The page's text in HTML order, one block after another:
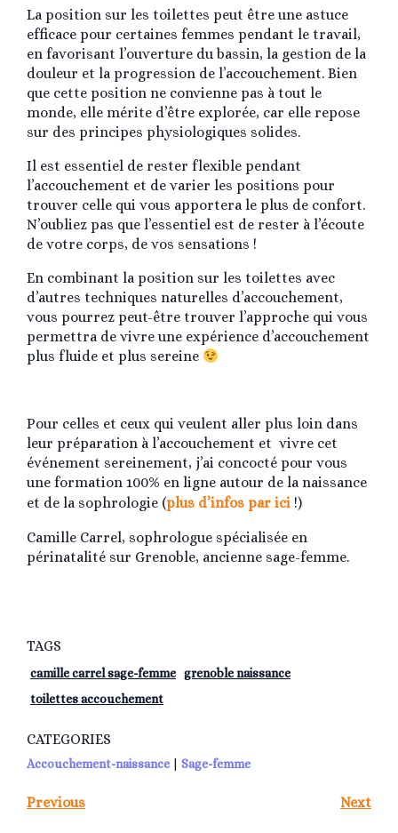
La position sur les toilettes peut être une astuce
efficace pour certaines femmes pendant le travail,
en favorisant l’ouverture du bassin, la gestion de la
douleur et la progression de l’accouchement. Bien
que cette position ne convienne pas à tout le
monde, elle mérite d’être explorée, car elle repose
sur des principes physiologiques solides.
Il est essentiel de rester flexible pendant
l’accouchement et de varier les positions pour
trouver celle qui vous apportera le plus de confort.
N’oubliez pas que l’essentiel est de rester à l’écoute
de votre corps, de vos sensations !
En combinant la position sur les toilettes avec
d’autres techniques naturelles d’accouchement,
vous pourrez peut-être trouver l’approche qui vous
permettra de vivre une expérience d’accouchement
plus fluide et plus sereine
Pour celles et ceux qui veulent aller plus loin dans
leur préparation à l’accouchement et vivre cet
événement sereinement, j’ai concocté pour vous
une formation 100% en ligne autour de la naissance
et de la sophrologie (plus d’infos par ici !)
Camille Carrel, sophrologue spécialisée en
périnatalité sur Grenoble, ancienne sage-femme.
TAGS
camille carrel sage-femme grenoble naissance
toilettes accouchement
CATEGORIES
Accouchement-naissance Sage-femme
Previous Next